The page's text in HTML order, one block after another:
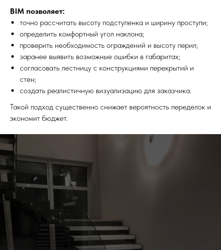
BIM позволяет:
точно рассчитать высоту подступенка и ширину проступи;
определить комфортный угол наклона;
проверить необходимость ограждений и высоту перил;
заранее выявить возможные ошибки в габаритах;
согласовать лестницу с конструкциями перекрытий и
стен;
создать реалистичную визуализацию для заказчика.
Такой подход существенно снижает вероятность переделок и
экономит бюджет.